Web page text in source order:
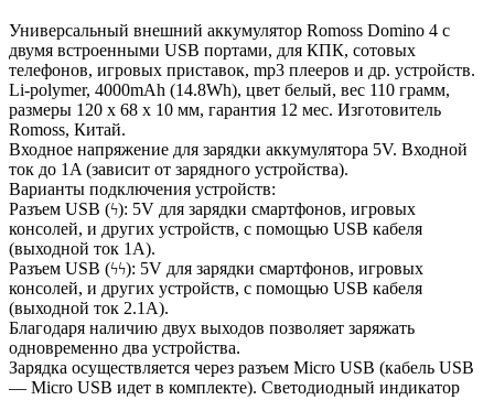
Универсальный внешний аккумулятор Romoss Domino 4 с
двумя встроенными USB портами, для КПК, сотовых
телефонов, игровых приставок, mp3 плееров и др. устройств.
Li-polymer, 4000mAh (14.8Wh), цвет белый, вес 110 грамм,
размеры 120 x 68 x 10 мм, гарантия 12 мес. Изготовитель
Romoss, Китай.
Входное напряжение для зарядки аккумулятора 5V. Входной
ток до 1A (зависит от зарядного устройства).
Варианты подключения устройств:
Разъем USB (ϟ): 5V для зарядки смартфонов, игровых
консолей, и других устройств, с помощью USB кабеля
(выходной ток 1A).
Разъем USB (ϟϟ): 5V для зарядки смартфонов, игровых
консолей, и других устройств, с помощью USB кабеля
(выходной ток 2.1A).
Благодаря наличию двух выходов позволяет заряжать
одновременно два устройства.
Зарядка осуществляется через разъем Micro USB (кабель USB
— Micro USB идет в комплекте). Светодиодный индикатор